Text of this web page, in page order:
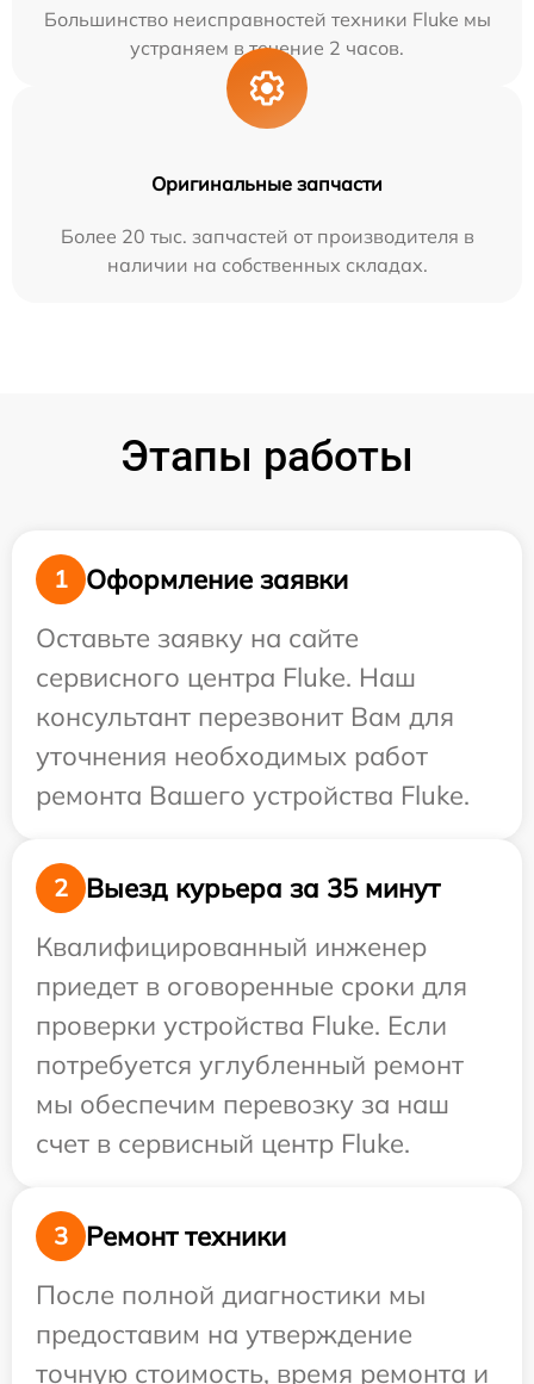
Большинство неисправностей техники Fluke мы
устраняем в течение 2 часов.
Оригинальные запчасти
Более 20 тыс. запчастей от производителя в
наличии на собственных складах.
Этапы работы
1
Оформление заявки
Оставьте заявку на сайте
сервисного центра Fluke. Наш
консультант перезвонит Вам для
уточнения необходимых работ
ремонта Вашего устройства Fluke.
2
Выезд курьера за 35 минут
Квалифицированный инженер
приедет в оговоренные сроки для
проверки устройства Fluke. Если
потребуется углубленный ремонт
мы обеспечим перевозку за наш
счет в сервисный центр Fluke.
3
Ремонт техники
После полной диагностики мы
предоставим на утверждение
точную стоимость, время ремонта и